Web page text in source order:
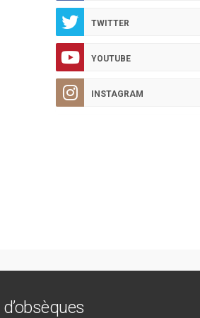
TWITTER
YOUTUBE
INSTAGRAM